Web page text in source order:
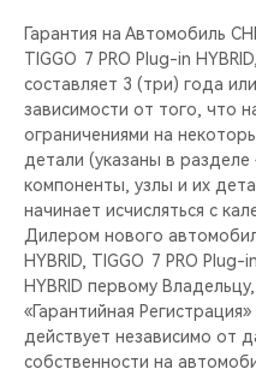
Гарантия на Автомобиль
TIGGO 7 PRO Plug-in
составляет 3 (три) года
зависимости от того, что
ограничениями на
детали (указаны в разделе
компоненты, узлы и их
начинает исчисляться с
Дилером нового
HYBRID, TIGGO 7 PRO Plug-
HYBRID первому
«Гарантийная
действует независимо от
собственности на